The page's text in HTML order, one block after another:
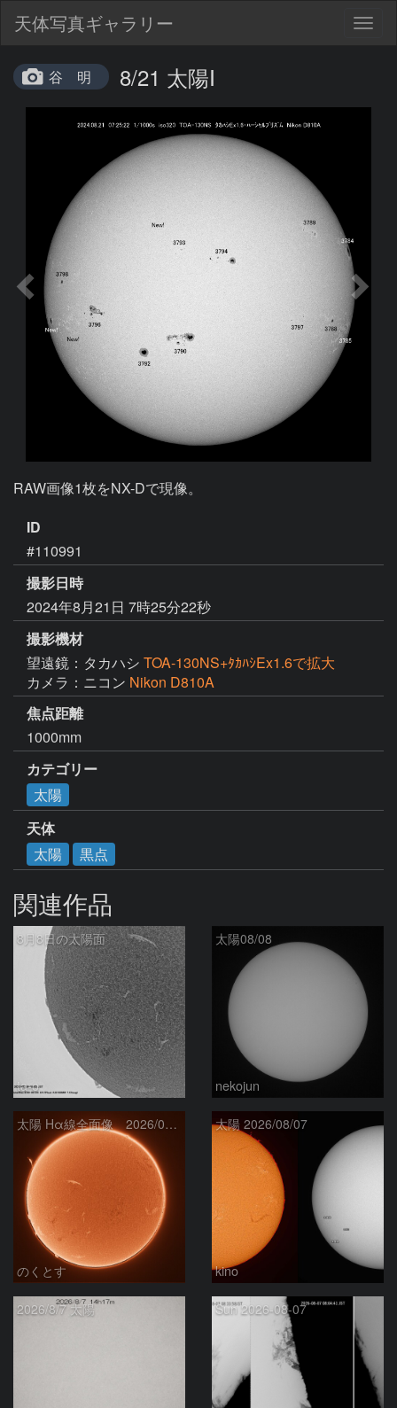
天体写真ギャラリー
谷 明 8/21 太陽Ⅰ
RAW画像1枚をNX-Dで現像。
ID
#110991
撮影日時
2024年8月21日 7時25分22秒
撮影機材
望遠鏡：タカハシ TOA-130NS+ﾀｶﾊｼEx1.6で拡大
カメラ：ニコン Nikon D810A
焦点距離
1000mm
カテゴリー
太陽
天体
太陽
黒点
関連作品
8月8日の太陽面
ta-o
太陽08/08
nekojun
太陽 Hα線全面像 2026/08/08
のくとす
太陽 2026/08/07
kino
2026/8/7 太陽 Sun 2026-08-07